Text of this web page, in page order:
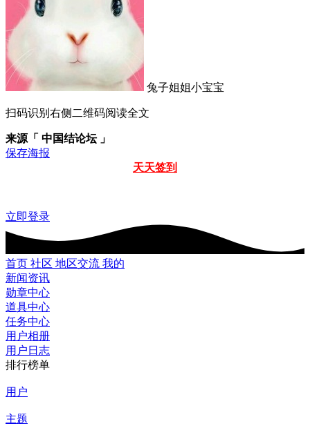
兔子姐姐小宝宝
扫码识别右侧二维码阅读全文
来源「 中国结论坛 」
保存海报
天天签到
立即登录
首页 社区 地区交流 我的
新闻资讯
勋章中心
道具中心
任务中心
用户相册
用户日志
排行榜单
用户
主题